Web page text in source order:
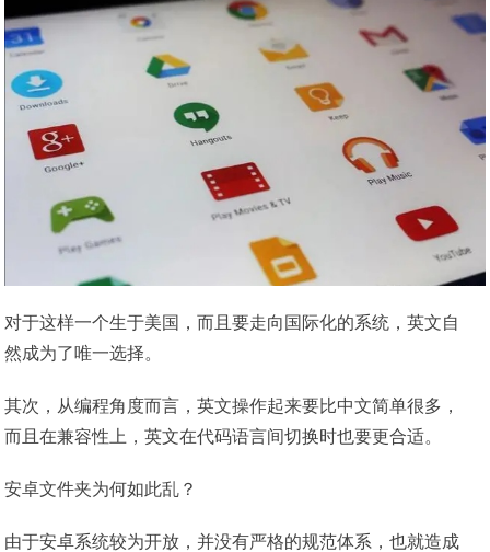
对于这样一个生于美国，而且要走向国际化的系统，英文自
然成为了唯一选择。
其次，从编程角度而言，英文操作起来要比中文简单很多，
而且在兼容性上，英文在代码语言间切换时也要更合适。
安卓文件夹为何如此乱？
由于安卓系统较为开放，并没有严格的规范体系，也就造成